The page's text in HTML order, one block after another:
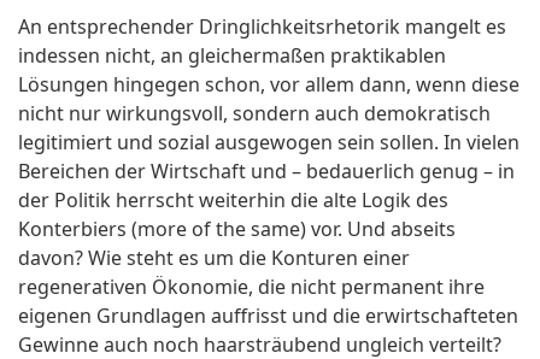
An entsprechender Dringlichkeitsrhetorik mangelt es
indessen nicht, an gleichermaßen praktikablen
Lösungen hingegen schon, vor allem dann, wenn diese
nicht nur wirkungsvoll, sondern auch demokratisch
legitimiert und sozial ausgewogen sein sollen. In vielen
Bereichen der Wirtschaft und – bedauerlich genug – in
der Politik herrscht weiterhin die alte Logik des
Konterbiers (more of the same) vor. Und abseits
davon? Wie steht es um die Konturen einer
regenerativen Ökonomie, die nicht permanent ihre
eigenen Grundlagen auffrisst und die erwirtschafteten
Gewinne auch noch haarsträubend ungleich verteilt?